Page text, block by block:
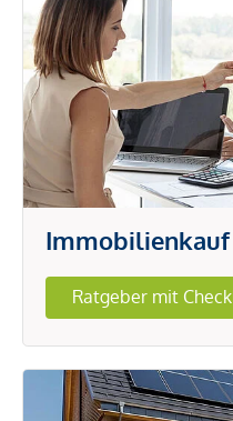
Immobilienkauf
Ratgeber mit